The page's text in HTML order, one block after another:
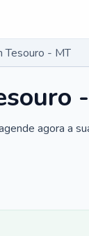
Tesouro - MT
agora a